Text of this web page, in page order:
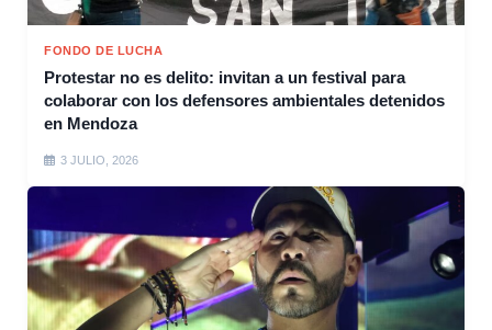
FONDO DE LUCHA
Protestar no es delito: invitan a un festival para
colaborar con los defensores ambientales detenidos
en Mendoza
3 JULIO, 2026